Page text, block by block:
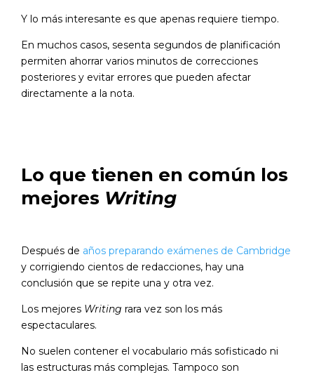
Y lo más interesante es que apenas requiere tiempo.
En muchos casos, sesenta segundos de planificación
permiten ahorrar varios minutos de correcciones
posteriores y evitar errores que pueden afectar
directamente a la nota.
Lo que tienen en común los
mejores Writing
Después de años preparando exámenes de Cambridge
y corrigiendo cientos de redacciones, hay una
conclusión que se repite una y otra vez.
Los mejores Writing rara vez son los más
espectaculares.
No suelen contener el vocabulario más sofisticado ni
las estructuras más complejas. Tampoco son